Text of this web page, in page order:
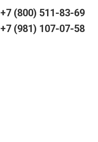
+7 (800) 511-83-69
+7 (981) 107-07-58